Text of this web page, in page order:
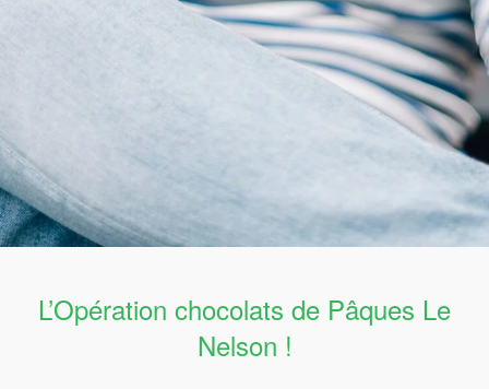
L’Opération chocolats de Pâques Le
Nelson !